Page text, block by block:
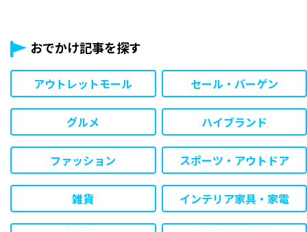
おでかけ記事を探す
アウトレットモール セール・バーゲン
グルメ ハイブランド
ファッション スポーツ・アウトドア
雑貨 インテリア家具・家電